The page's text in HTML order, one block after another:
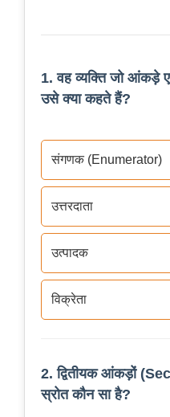
1. वह व्यक्ति जो आंकड़े
उसे क्या कहते हैं?
संगणक (Enumerator)
उत्तरदाता
उत्पादक
विक्रेता
2. द्वितीयक आंकड़ों
स्रोत कौन सा है?